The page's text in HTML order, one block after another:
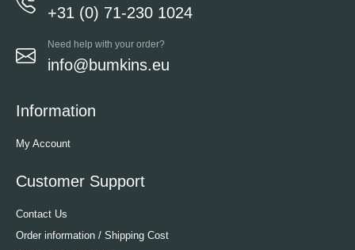
+31 (0) 71-230 1024
Need help with your order?
info@bumkins.eu
Information
My Account
Customer Support
Contact Us
Order information / Shipping Cost